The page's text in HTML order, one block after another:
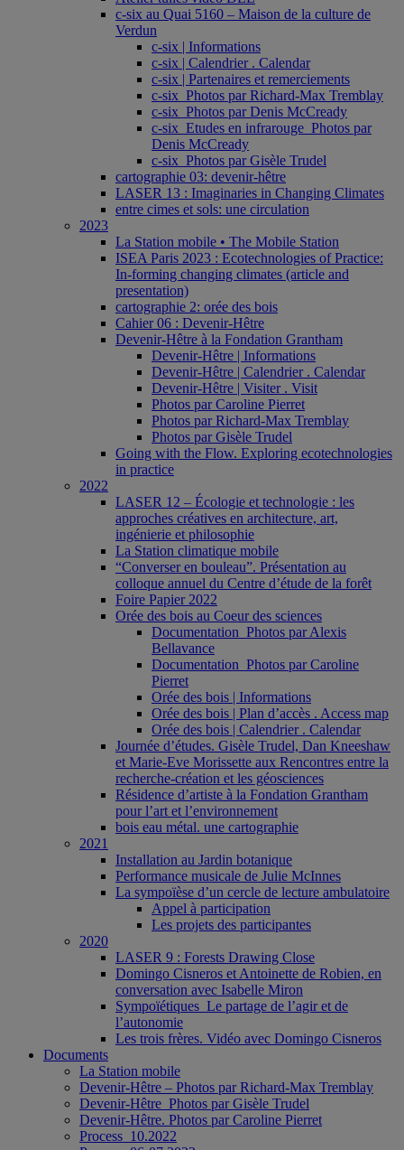
c-six au Quai 5160 – Maison de la culture de
Verdun
c-six | Informations
c-six | Calendrier . Calendar
c-six | Partenaires et remerciements
c-six_Photos par Richard-Max Tremblay
c-six_Photos par Denis McCready
c-six_Etudes en infrarouge_Photos par
Denis McCready
c-six_Photos par Gisèle Trudel
cartographie 03: devenir-hêtre
LASER 13 : Imaginaries in Changing Climates
entre cimes et sols: une circulation
2023
La Station mobile • The Mobile Station
ISEA Paris 2023 : Ecotechnologies of Practice:
In-forming changing climates (article and
presentation)
cartographie 2: orée des bois
Cahier 06 : Devenir-Hêtre
Devenir-Hêtre à la Fondation Grantham
Devenir-Hêtre | Informations
Devenir-Hêtre | Calendrier . Calendar
Devenir-Hêtre | Visiter . Visit
Photos par Caroline Pierret
Photos par Richard-Max Tremblay
Photos par Gisèle Trudel
Going with the Flow. Exploring ecotechnologies
in practice
2022
LASER 12 – Écologie et technologie : les
approches créatives en architecture, art,
ingénierie et philosophie
La Station climatique mobile
“Converser en bouleau”. Présentation au
colloque annuel du Centre d’étude de la forêt
Foire Papier 2022
Orée des bois au Coeur des sciences
Documentation_Photos par Alexis
Bellavance
Documentation_Photos par Caroline
Pierret
Orée des bois | Informations
Orée des bois | Plan d’accès . Access map
Orée des bois | Calendrier . Calendar
Journée d’études. Gisèle Trudel, Dan Kneeshaw
et Marie-Eve Morissette aux Rencontres entre la
recherche-création et les géosciences
Résidence d’artiste à la Fondation Grantham
pour l’art et l’environnement
bois eau métal. une cartographie
2021
Installation au Jardin botanique
Performance musicale de Julie McInnes
La sympoïèse d’un cercle de lecture ambulatoire
Appel à participation
Les projets des participantes
2020
LASER 9 : Forests Drawing Close
Domingo Cisneros et Antoinette de Robien, en
conversation avec Isabelle Miron
Sympoïétiques_Le partage de l’agir et de
l’autonomie
Les trois frères. Vidéo avec Domingo Cisneros
Documents
La Station mobile
Devenir-Hêtre – Photos par Richard-Max Tremblay
Devenir-Hêtre_Photos par Gisèle Trudel
Devenir-Hêtre. Photos par Caroline Pierret
Process_10.2022